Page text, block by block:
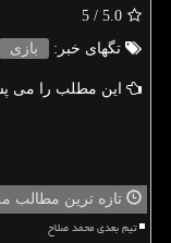
5.0
/ 5
تگهای خبر:
بازی
این مطلب را می
تازه ترین مطالب
تیم بعدی محمد صلاح